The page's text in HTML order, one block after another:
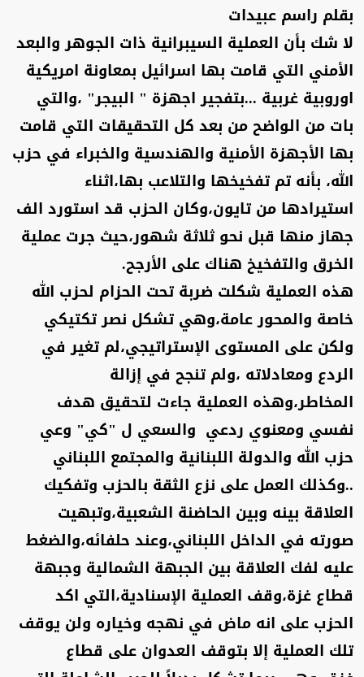
بقلم راسم عبيدات
لا شك بأن العملية السيبرانية ذات الجوهر والبعد
الأمني التي قامت بها اسرائيل بمعاونة امريكية
اوروبية غربية ...بتفجير اجهزة " البيجر" ،والتي
بات من الواضح من بعد كل التحقيقات التي قامت
بها الأجهزة الأمنية والهندسية والخبراء في حزب
الله، بأنه تم تفخيخها والتلاعب بها،اثناء
استيرادها من تايون،وكان الحزب قد استورد الف
جهاز منها قبل نحو ثلاثة شهور،حيث جرت عملية
الخرق والتفخيخ هناك على الأرجح.
هذه العملية شكلت ضربة تحت الحزام لحزب الله
خاصة والمحور عامة،وهي تشكل نصر تكتيكي
ولكن على المستوى الإستراتيجي،لم تغير في
الردع ومعادلاته ،ولم تنجح في إزالة
المخاطر،وهذه العملية جاءت لتحقيق هدف
نفسي ومعنوي ردعي والسعي ل "كي" وعي
حزب الله والدولة اللبنانية والمجتمع اللبناني
..وكذلك العمل على نزع الثقة بالحزب وتفكيك
العلاقة بينه وبين الحاضنة الشعبية،وتبهيت
صورته في الداخل اللبناني،وعند حلفائه،والضغط
عليه لفك العلاقة بين الجبهة الشمالية وجبهة
قطاع غزة،وقف العملية الإسنادية،التي اكد
الحزب على انه ماض في نهجه وخياره ولن يوقف
تلك العملية إلا بتوقف العدوان على قطاع